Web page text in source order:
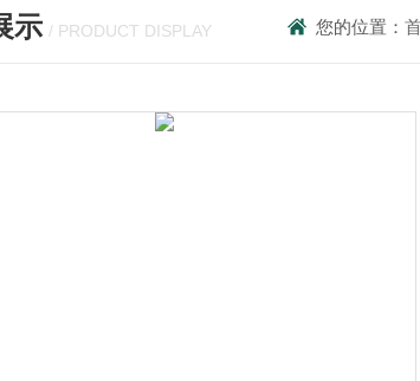
示 / PRODUCT DISPLAY 您的位置：